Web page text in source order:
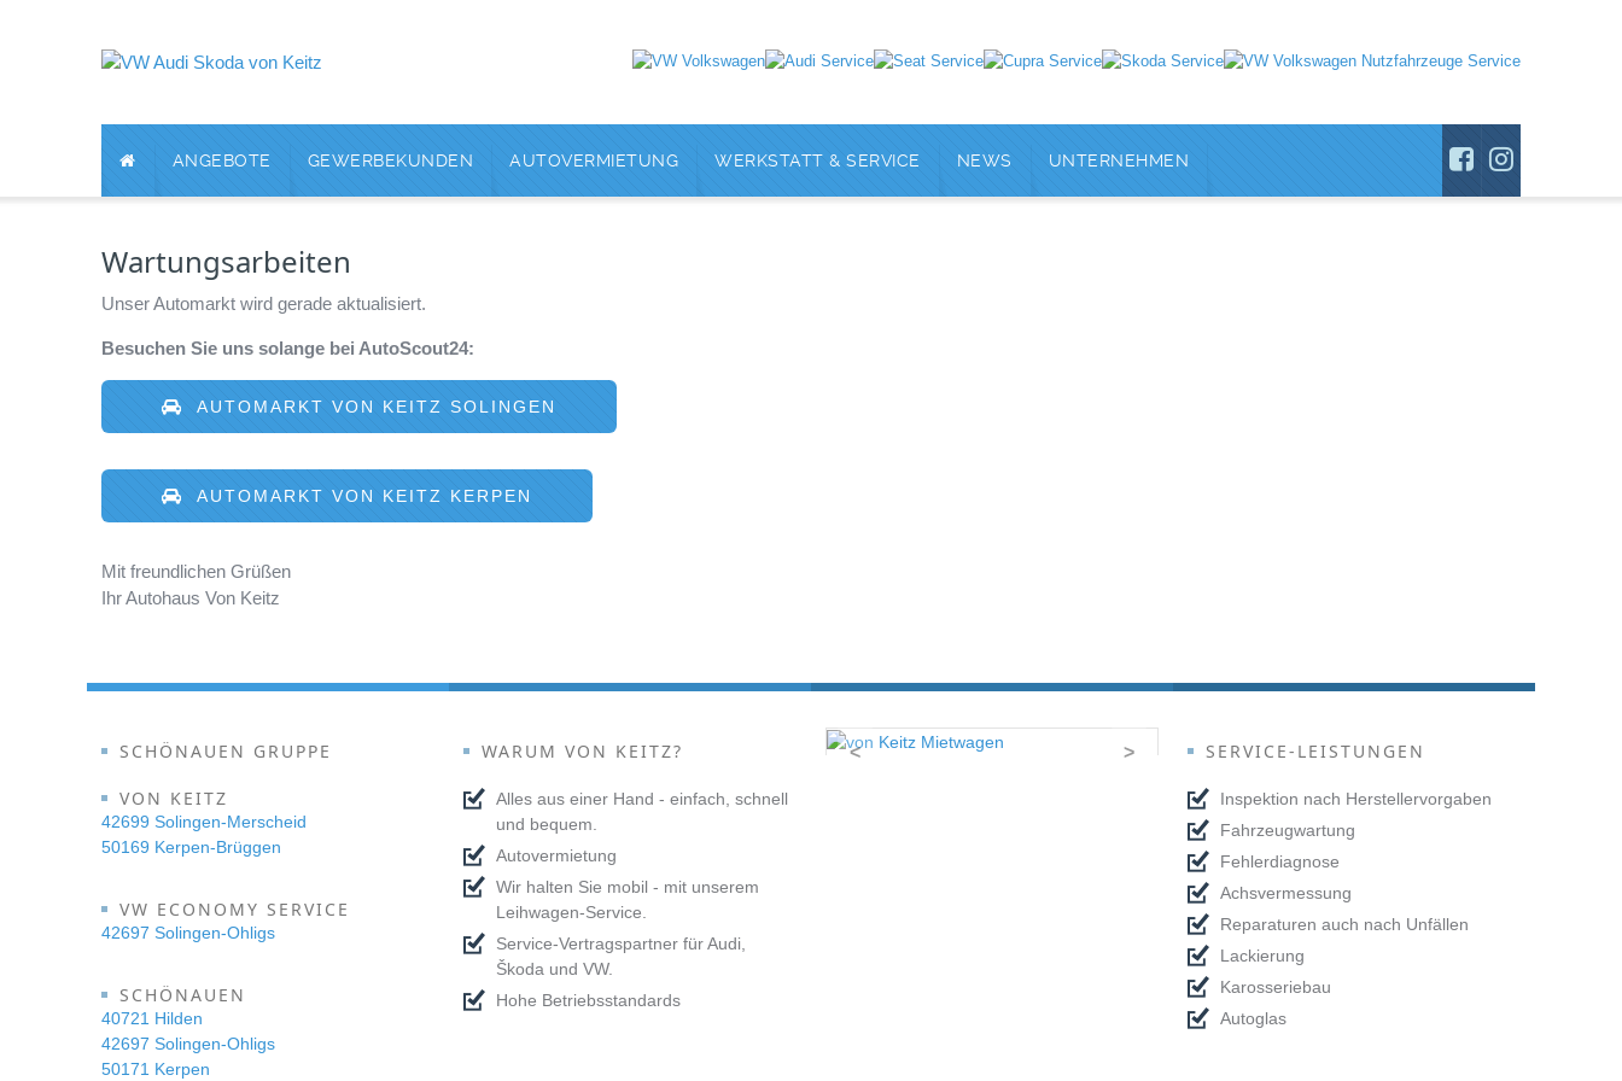
ANGEBOTE GEWERBEKUNDEN AUTOVERMIETUNG WERKSTATT & SERVICE NEWS UNTERNEHMEN
Wartungsarbeiten
Unser Automarkt wird gerade aktualisiert.
Besuchen Sie uns solange bei AutoScout24:
AUTOMARKT VON KEITZ SOLINGEN
AUTOMARKT VON KEITZ KERPEN
Mit freundlichen Grüßen
Ihr Autohaus Von Keitz
SCHÖNAUEN GRUPPE
VON KEITZ
42699 Solingen-Merscheid
50169 Kerpen-Brüggen
VW ECONOMY SERVICE
42697 Solingen-Ohligs
SCHÖNAUEN
40721 Hilden
42697 Solingen-Ohligs
50171 Kerpen
WARUM VON KEITZ?
Alles aus einer Hand - einfach, schnell
und bequem.
Autovermietung
Wir halten Sie mobil - mit unserem
Leihwagen-Service.
Service-Vertragspartner für Audi,
Škoda und VW.
Hohe Betriebsstandards
< > SERVICE-LEISTUNGEN
Inspektion nach Herstellervorgaben
Fahrzeugwartung
Fehlerdiagnose
Achsvermessung
Reparaturen auch nach Unfällen
Lackierung
Karosseriebau
Autoglas